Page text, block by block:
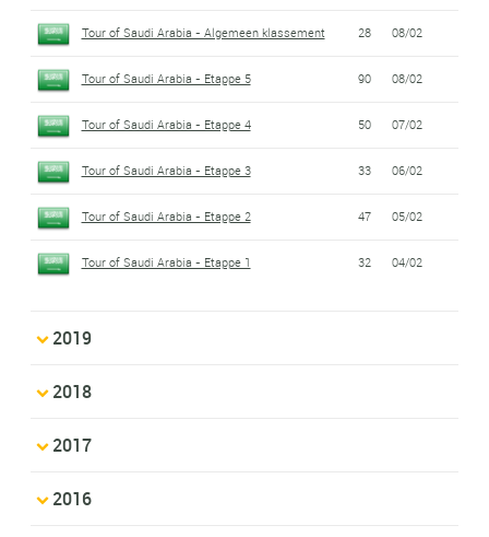
Tour of Saudi Arabia - Algemeen klassement 28 08/02
Tour of Saudi Arabia - Etappe 5 90 08/02
Tour of Saudi Arabia - Etappe 4 50 07/02
Tour of Saudi Arabia - Etappe 3 33 06/02
Tour of Saudi Arabia - Etappe 2 47 05/02
Tour of Saudi Arabia - Etappe 1 32 04/02
2019
2018
2017
2016